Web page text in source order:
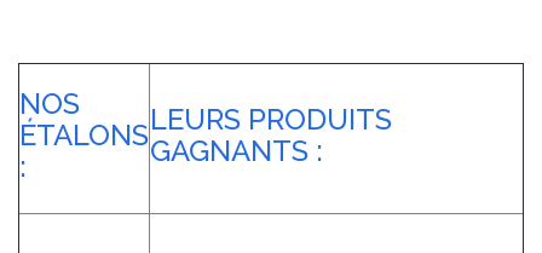
NOS
ÉTALONS
:
LEURS PRODUITS
GAGNANTS :